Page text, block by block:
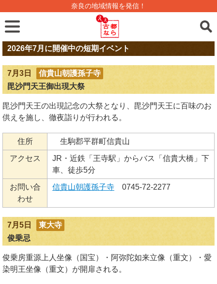
奈良の地域情報を発信！
2026年7月に開催中の短期イベント
7月3日
信貴山朝護孫子寺
毘沙門天王御出現大祭
毘沙門天王の出現記念の大祭となり、毘沙門天王に百味のお
供えを施し、徹夜詣りが行われる。
住所 生駒郡平群町信貴山
アクセス
JR・近鉄「王寺駅」からバス「信貴大橋」下
車、徒歩5分
お問い合
わせ
信貴山朝護孫子寺 0745-72-2277
7月5日
東大寺
俊乗忌
俊乗房重源上人坐像（国宝）・阿弥陀如来立像（重文）・愛
染明王坐像（重文）が開扉される。